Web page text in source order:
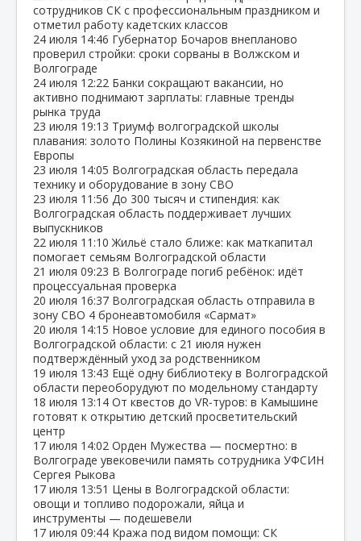
сотрудников СК с профессиональным праздником и
отметил работу кадетских классов
24 июля 14:46 Губернатор Бочаров внепланово
проверил стройки: сроки сорваны в Волжском и
Волгограде
24 июля 12:22 Банки сокращают вакансии, но
активно поднимают зарплаты: главные тренды
рынка труда
23 июля 19:13 Триумф волгоградской школы
плавания: золото Полины Козякиной на первенстве
Европы
23 июля 14:05 Волгоградская область передала
технику и оборудование в зону СВО
23 июля 11:56 До 300 тысяч и стипендия: как
Волгоградская область поддерживает лучших
выпускников
22 июля 11:10 Жильё стало ближе: как маткапитал
помогает семьям Волгоградской области
21 июля 09:23 В Волгограде погиб ребёнок: идёт
процессуальная проверка
20 июля 16:37 Волгоградская область отправила в
зону СВО 4 бронеавтомобиля «Сармат»
20 июля 14:15 Новое условие для единого пособия в
Волгоградской области: с 21 июля нужен
подтверждённый уход за родственником
19 июля 13:43 Ещё одну библиотеку в Волгоградской
области переоборудуют по модельному стандарту
18 июля 13:14 От квестов до VR‑туров: в Камышине
готовят к открытию детский просветительский
центр
17 июля 14:02 Орден Мужества — посмертно: в
Волгограде увековечили память сотрудника УФСИН
Сергея Рыкова
17 июля 13:51 Цены в Волгоградской области:
овощи и топливо подорожали, яйца и
инструменты — подешевели
17 июля 09:44 Кража под видом помощи: СК